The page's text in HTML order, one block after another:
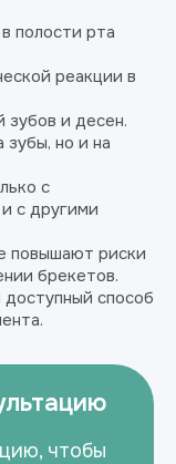
полости рта
реакции в
зубов и десен.
но и на
с
с другими
повышают риски
брекетов.
способ
чтобы